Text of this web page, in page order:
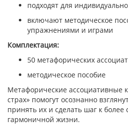
подходят для
включают методическое
упражнениями и играми
Комплектация:
50 метафорических
методическое пособие
Метафорические ассоциативные
страх» помогут осознанно
принять их и сделать шаг к более
гармоничной жизни.